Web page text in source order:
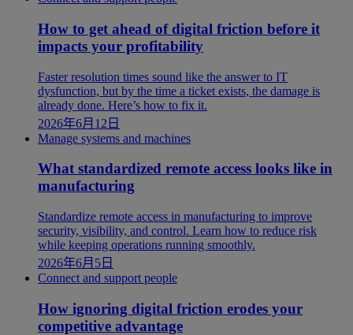
How to get ahead of digital friction before it
impacts your profitability
Faster resolution times sound like the answer to IT
dysfunction, but by the time a ticket exists, the damage is
already done. Here’s how to fix it.
2026年6月12日
Manage systems and machines
What standardized remote access looks like in
manufacturing
Standardize remote access in manufacturing to improve
security, visibility, and control. Learn how to reduce risk
while keeping operations running smoothly.
2026年6月5日
Connect and support people
How ignoring digital friction erodes your
competitive advantage